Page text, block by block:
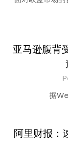
亚马逊腹背
据
阿里财报：